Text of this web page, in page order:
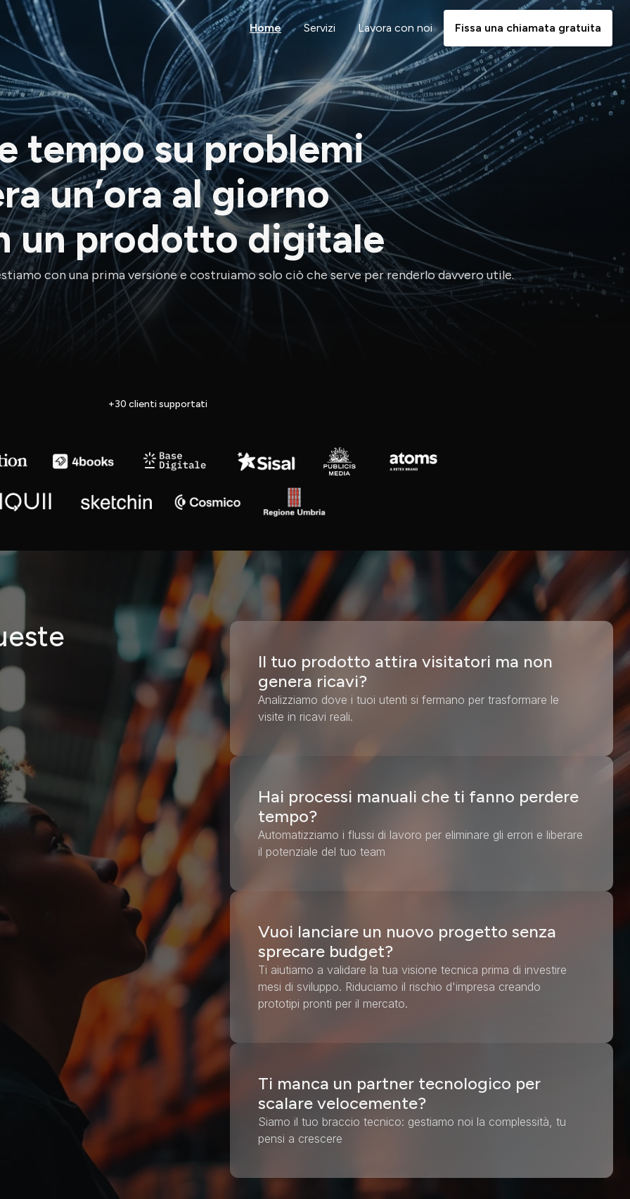
Home Servizi Lavora con noi Fissa una chiamata gratuita
tempo su problemi
un’ora al giorno
un prodotto digitale
con una prima versione e costruiamo solo ciò che serve per renderlo davvero utile.
+30 clienti supportati
Il tuo prodotto attira visitatori ma non
genera ricavi?
Analizziamo dove i tuoi utenti si fermano per trasformare le
visite in ricavi reali.
Hai processi manuali che ti fanno perdere
tempo?
Automatizziamo i flussi di lavoro per eliminare gli errori e liberare
il potenziale del tuo team
Vuoi lanciare un nuovo progetto senza
sprecare budget?
Ti aiutiamo a validare la tua visione tecnica prima di investire
mesi di sviluppo. Riduciamo il rischio d'impresa creando
prototipi pronti per il mercato.
Ti manca un partner tecnologico per
scalare velocemente?
Siamo il tuo braccio tecnico: gestiamo noi la complessità, tu
pensi a crescere